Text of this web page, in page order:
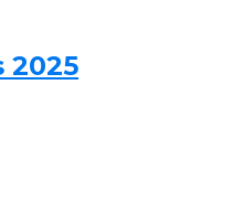
2025